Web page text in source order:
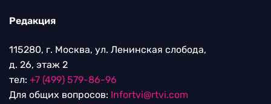
Редакция
115280, г. Москва, ул. Ленинская слобода,
д. 26, этаж 2
тел: +7 (499) 579-86-96
Для общих вопросов: Infortvi@rtvi.com